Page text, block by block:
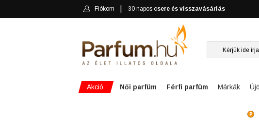
Fiókom 30 napos csere és visszavásárlás
Akció Női parfüm Férfi parfüm Márkák